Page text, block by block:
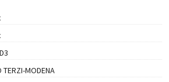
TERZI-MODENA